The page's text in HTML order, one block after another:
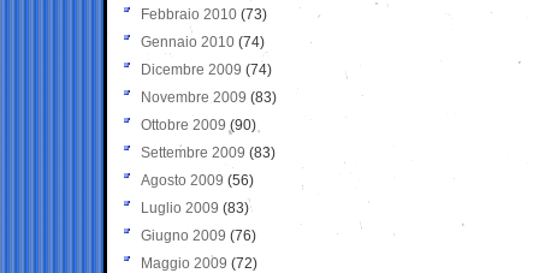
Febbraio 2010 (73)
Gennaio 2010 (74)
Dicembre 2009 (74)
Novembre 2009 (83)
Ottobre 2009 (90)
Settembre 2009 (83)
Agosto 2009 (56)
Luglio 2009 (83)
Giugno 2009 (76)
Maggio 2009 (72)